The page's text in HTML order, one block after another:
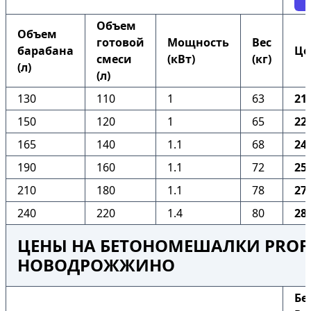
Объем
барабана
(л)
Объем
готовой
смеси
(л)
Мощность
(кВт)
Вес
(кг)
130 110 1 63
150
120 1 65
165
140 1.1 68
190
160 1.1 72
210
180 1.1 78
240
220 1.4 80
ЦЕНЫ НА БЕТОНОМЕШАЛКИ PROFI
НОВОДРОЖЖИНО